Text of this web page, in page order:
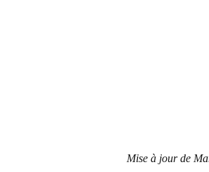
Mise à jour de